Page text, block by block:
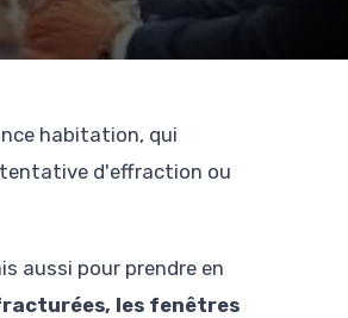
habitation, qui
tentative d'effraction ou
aussi pour prendre en
les fenêtres